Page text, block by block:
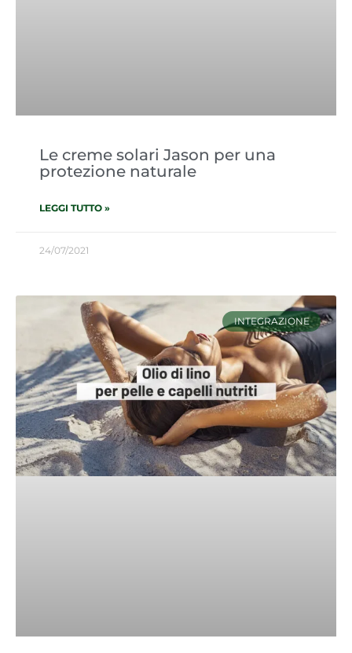
Le creme solari Jason per una
protezione naturale
LEGGI TUTTO »
24/07/2021
INTEGRAZIONE